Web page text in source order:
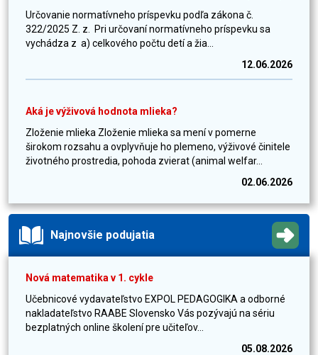
Určovanie normatívneho príspevku podľa zákona č.
322/2025 Z. z. Pri určovaní normatívneho príspevku sa
vychádza z a) celkového počtu detí a žia...
12.06.2026
Aká je výživová hodnota mlieka?
Zloženie mlieka Zloženie mlieka sa mení v pomerne
širokom rozsahu a ovplyvňuje ho plemeno, výživové činitele
životného prostredia, pohoda zvierat (animal welfar...
02.06.2026
Najnovšie podujatia
Nová matematika v 1. cykle
Učebnicové vydavateľstvo EXPOL PEDAGOGIKA a odborné
nakladateľstvo RAABE Slovensko Vás pozývajú na sériu
bezplatných online školení pre učiteľov...
05.08.2026